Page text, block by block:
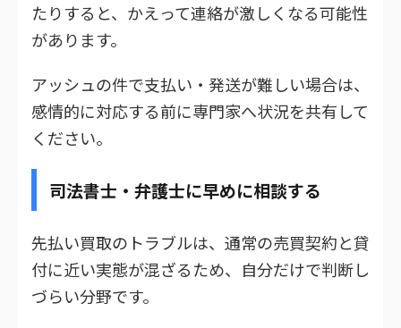
たりすると、かえって連絡が激しくなる可能性
があります。
アッシュの件で支払い・発送が難しい場合は、
感情的に対応する前に専門家へ状況を共有して
ください。
司法書士・弁護士に早めに相談する
先払い買取のトラブルは、通常の売買契約と貸
付に近い実態が混ざるため、自分だけで判断し
づらい分野です。